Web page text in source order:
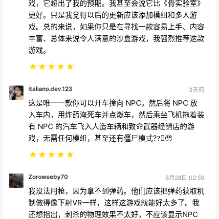
戏，它超出了我的预期。我甚至会说它比《骨实验室》
更好。只是我觉得以后的更新应该添加模组和多人游
戏。总的来说，如果你只是在寻找一款容易上手、内容
丰富、总体来说令人满意的沙盒游戏，我强烈推荐这款
游戏。
★★★★★
italiano.dev.123 3天前
这是唯一一款你可以开车撞向 NPC，然后将 NPC 放
入车内，用炸药淹死车并点燃车，然后乘坐飞机拖着装
有 NPC 的汽车飞入人造车辆和致命武器经销店的游
戏，无需任何模组，甚至还有僵尸模式??🏻🥹
★★★★★
Zoroweeby70 6月28日 02:59
我没法用枪，因为拿不到弹药。他们应该把弹药获取机
制做得像下射VR一样，这样这游戏就能好太多了。我
还想指出，刺杀的物理效果不太好，不应该显示NPC